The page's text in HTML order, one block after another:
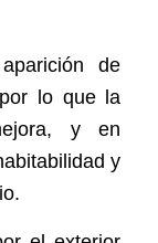
de
lo que la
y en
y